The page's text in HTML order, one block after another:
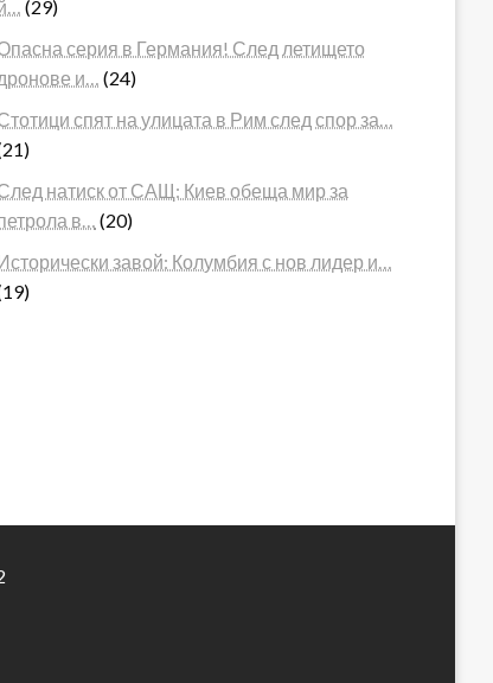
(29)
серия в Германия! След летището
и…
(24)
спят на улицата в Рим след спор за…
натиск от САЩ: Киев обеща мир за
в…
(20)
завой: Колумбия с нов лидер и…